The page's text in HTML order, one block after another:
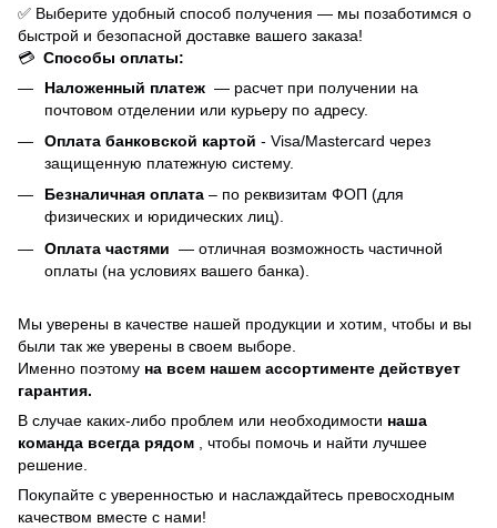
✅ Выберите удобный способ получения — мы позаботимся о
быстрой и безопасной доставке вашего заказа!
💳 Способы оплаты:
Наложенный платеж — расчет при получении на
почтовом отделении или курьеру по адресу.
Оплата банковской картой - Visa/Mastercard через
защищенную платежную систему.
Безналичная оплата – по реквизитам ФОП (для
физических и юридических лиц).
Оплата частями — отличная возможность частичной
оплаты (на условиях вашего банка).
Мы уверены в качестве нашей продукции и хотим, чтобы и вы
были так же уверены в своем выборе.
Именно поэтому на всем нашем ассортименте действует
гарантия.
В случае каких-либо проблем или необходимости наша
команда всегда рядом , чтобы помочь и найти лучшее
решение.
Покупайте с уверенностью и наслаждайтесь превосходным
качеством вместе с нами!